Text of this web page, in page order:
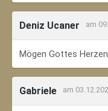
Deniz Ucaner am
Mögen Gottes
Gabriele am